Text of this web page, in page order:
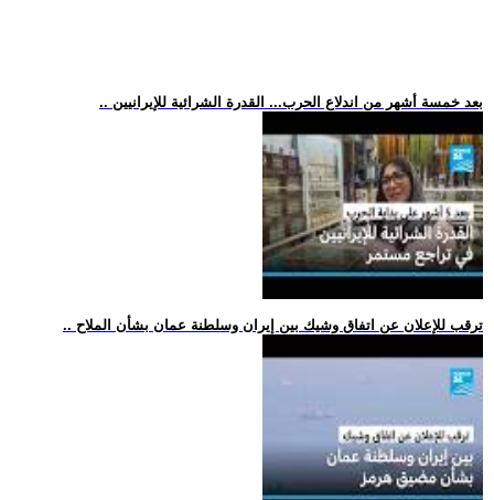
.. بعد خمسة أشهر من اندلاع الحرب... القدرة الشرائية للإيرانيين
.. ترقب للإعلان عن اتفاق وشيك بين إيران وسلطنة عمان بشأن الملاح